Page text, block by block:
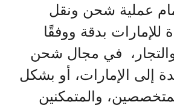
عملية شحن ونقل
للإمارات بدقة ووفقًا
والتجار، في مجال شحن
إلى الإمارات، أو بشكل
والمتمكنين